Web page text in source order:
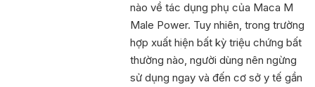
nào về tác dụng phụ của Maca M
Male Power. Tuy nhiên, trong trường
hợp xuất hiện bất kỳ triệu chứng bất
thường nào, người dùng nên ngừng
sử dụng ngay và đến cơ sở y tế gần